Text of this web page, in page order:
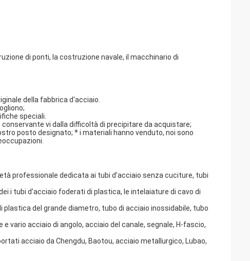
di ponti, la costruzione navale, il macchinario di
della fabbrica d'acciaio.
speciali.
vi dalla difficoltà di precipitare da acquistare;
posto designato; * i materiali hanno venduto, noi sono
professionale dedicata ai tubi d'acciaio senza cuciture, tubi
i tubi d'acciaio foderati di plastica, le intelaiature di cavo di
del grande diametro, tubo di acciaio inossidabile, tubo
vario acciaio di angolo, acciaio del canale, segnale, H-fascio,
acciaio da Chengdu, Baotou, acciaio metallurgico, Lubao,